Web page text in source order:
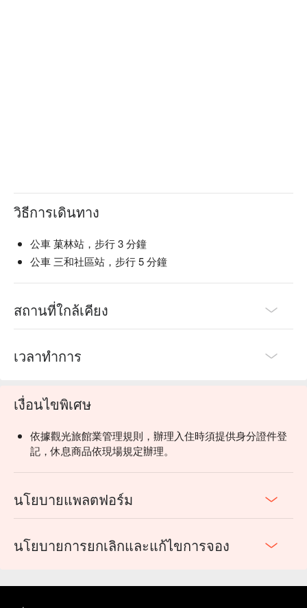
วิธีการเดินทาง
公車 菓林站，步行 3 分鐘
公車 三和社區站，步行 5 分鐘
สถานที่ใกล้เคียง
เวลาทำการ
เงื่อนไขพิเศษ
依據觀光旅館業管理規則，辦理入住時須提供身分證件登
記，休息商品依現場規定辦理。
นโยบายแพลตฟอร์ม
นโยบายการยกเลิกและแก้ไขการจอง